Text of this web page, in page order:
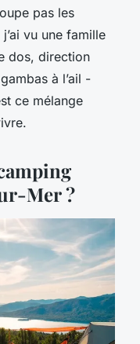
pas les
j’ai vu une famille
dos, direction
à l’ail -
ce mélange
Mer ?